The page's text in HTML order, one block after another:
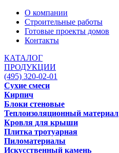
О компании
Строительные работы
Готовые проекты домов
Контакты
КАТАЛОГ
ПРОДУКЦИИ
(495) 320-02-01
Сухие смеси
Кирпич
Блоки стеновые
Теплоизоляционный материал
Кровля для крыши
Плитка тротуарная
Пиломатериалы
Искусственный камень